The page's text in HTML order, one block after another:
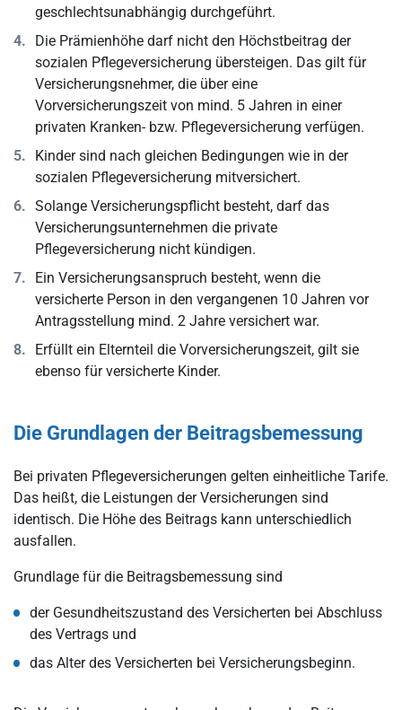
geschlechtsunabhängig durchgeführt.
Die Prämienhöhe darf nicht den Höchstbeitrag der
sozialen Pflegeversicherung übersteigen. Das gilt für
Versicherungsnehmer, die über eine
Vorversicherungszeit von mind. 5 Jahren in einer
privaten Kranken- bzw. Pflegeversicherung verfügen.
Kinder sind nach gleichen Bedingungen wie in der
sozialen Pflegeversicherung mitversichert.
Solange Versicherungspflicht besteht, darf das
Versicherungsunternehmen die private
Pflegeversicherung nicht kündigen.
Ein Versicherungsanspruch besteht, wenn die
versicherte Person in den vergangenen 10 Jahren vor
Antragsstellung mind. 2 Jahre versichert war.
Erfüllt ein Elternteil die Vorversicherungszeit, gilt sie
ebenso für versicherte Kinder.
Die Grundlagen der Beitragsbemessung
Bei privaten Pflegeversicherungen gelten einheitliche Tarife.
Das heißt, die Leistungen der Versicherungen sind
identisch. Die Höhe des Beitrags kann unterschiedlich
ausfallen.
Grundlage für die Beitragsbemessung sind
der Gesundheitszustand des Versicherten bei Abschluss
des Vertrags und
das Alter des Versicherten bei Versicherungsbeginn.